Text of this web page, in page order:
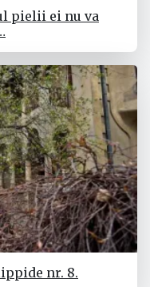
pielii ei nu va
nr. 8.